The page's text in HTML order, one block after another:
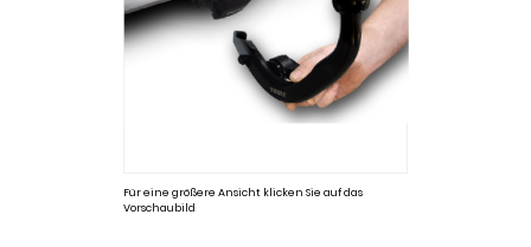
Für eine größere Ansicht klicken Sie auf das
Vorschaubild